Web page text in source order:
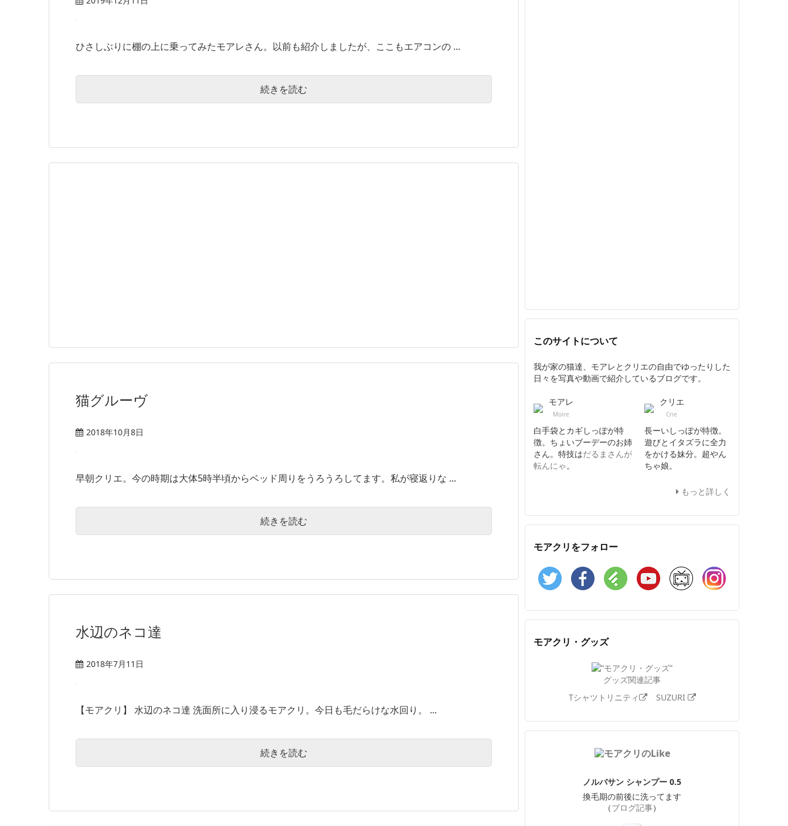
ひさしぶりに棚の上に乗ってみたモアレさん。以前も紹介しましたが、ここもエアコンの ...
続きを読む
猫グルーヴ
2018年10月8日
早朝クリエ。今の時期は大体5時半頃からベッド周りをうろうろしてます。私が寝返りな ...
続きを読む
水辺のネコ達
2018年7月11日
【モアクリ】 水辺のネコ達 洗面所に入り浸るモアクリ。今日も毛だらけな水回り。 ...
続きを読む
このサイトについて
我が家の猫達、モアレとクリエの自由でゆったりした
日々を写真や動画で紹介しているブログです。
モアレ
Moire
白手袋とカギしっぽが特
徴。ちょいブーデーのお姉
さん。特技はだるまさんが
転んにゃ。
クリエ
Crie
長ーいしっぽが特徴。
遊びとイタズラに全力
をかける妹分。超やん
ちゃ娘。
もっと詳しく
モアクリをフォロー
Twitter Facebook Feedly YouTube ニコニコ動画
モアクリ・グッズ
グッズ関連記事
Tシャツトリニティ
SUZURI
ノルバサン シャンプー 0.5
換毛期の前後に洗ってます
（ブログ記事）